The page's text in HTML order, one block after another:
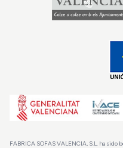
FABRICA SOFAS VALENCIA, S.L. ha